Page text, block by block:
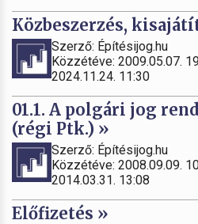
Közbeszerzés,
Szerző: Építésijog.hu
Közzétéve: 2009.05.07.
2024.11.24. 11:30
01.1. A polgári jog
(régi Ptk.) »
Szerző: Építésijog.hu
Közzétéve: 2008.09.09.
2014.03.31. 13:08
Előfizetés »